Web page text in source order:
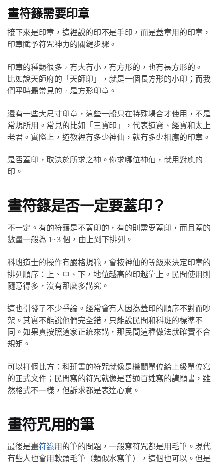
畫符籙需要印章
接下來是印章，這裡說的印不是手印，而是蓋章用的印章，
印章賦予符咒神力的關鍵步驟。
印章的種類很多，有大有小，有方形的，也有長方形的。
比如說天師府的「天師印」，就是一個長方形的小印；而我
們平時最常見的，是方形印章。
還有一些大尺寸印章，這些一般只在特殊場合才使用，不是
常規所用。常見的比如「三寶印」，代表道寶、經寶和太上
老君。實際上，道教裡有多少神仙，就有多少相應的印章。
是否蓋印，取決於所求之神。你求哪位神仙，就用對應的
印。
畫符籙是否一定要蓋印？
不一定。有的符籙是不蓋印的，有的則需要蓋印，而且蓋的
數量一般為 1~3 個，由上到下排列。
科班道士的操作有嚴格規範，會按神仙的等級來決定印章的
排列順序：上、中、下，地位越高的印越靠上。民間使用則
隨意得多，沒有那麼多講究。
這也引發了不少爭論。經常會有人因為蓋印的順序不對而吵
架。其實不能說他們完全錯，只能說民間和科班的標準不
同。如果真按照道家正統來講，那民間這種做法就確實不合
規矩。
可以打個比方：科班畫的符咒就像是機關單位給上級單位寫
的正式文件；民間寫的符咒就像是普通百姓寫的請願書，雖
然格式不一樣，但訴求都是表達心意。
畫符咒用的筆
最後是畫符籙用的筆的問題，一般寫符咒都是用毛筆。現代
有些人也會用軟頭毛筆（類似水寫筆），這個也可以。但是